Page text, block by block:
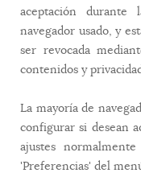
aceptación
navegador usado, y
ser revocada
contenidos y
La mayoría de
configurar si desean
ajustes
'Preferencias' del